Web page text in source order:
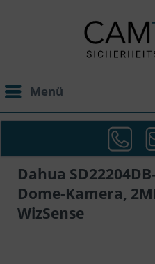
Menü
Dahua
Dome-Kamera,
WizSense